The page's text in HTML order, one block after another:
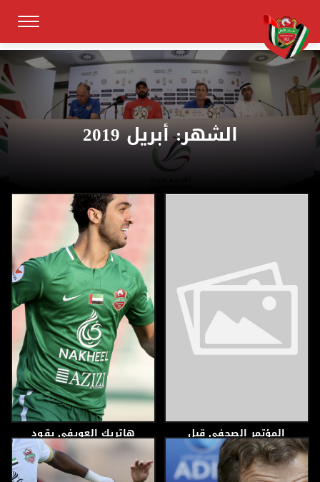
الشهر:أبريل 2019
المؤتمر الصحفي قبل
المباراة النهائية لكأس
رئيس دولة الإمارات
العربية المتحدة
هاتريك العويفي يقود
شباب الأهلي إلى فوز كبير
على الإمارات